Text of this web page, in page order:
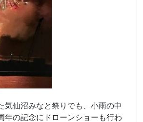
気仙沼みなと祭りでも、小雨の中
年の記念にドローンショーも行わ